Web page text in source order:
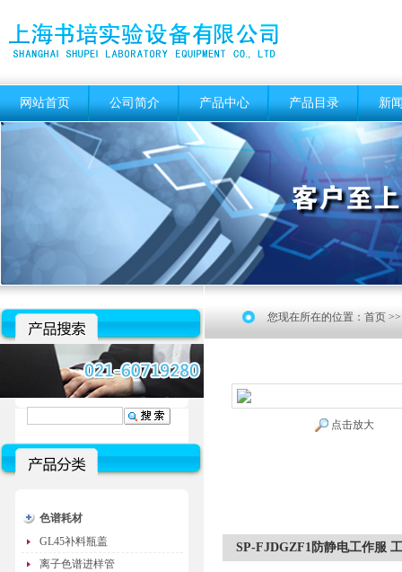
网站首页 公司简介 产品中心 产品目录 新
色谱耗材
GL45补料瓶盖
离子色谱进样管
您现在所在的位置： 首页
点击放大
SP-FJDGZF1防静电工作服